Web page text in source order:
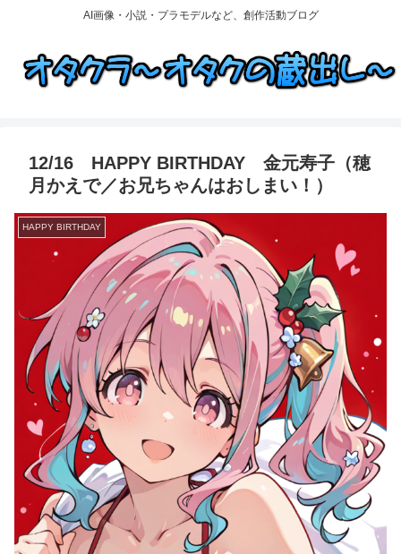
AI画像・小説・プラモデルなど、創作活動ブログ
12/16 HAPPY BIRTHDAY 金元寿子（穂
月かえで／お兄ちゃんはおしまい！）
HAPPY BIRTHDAY